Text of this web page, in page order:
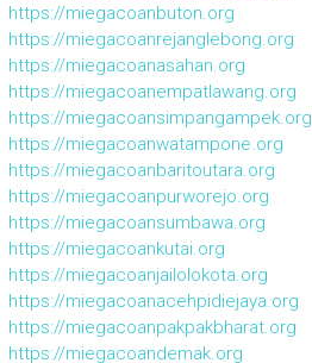
https://miegacoanbuton.org
https://miegacoanrejanglebong.org
https://miegacoanasahan.org
https://miegacoanempatlawang.org
https://miegacoansimpangampek.org
https://miegacoanwatampone.org
https://miegacoanbaritoutara.org
https://miegacoanpurworejo.org
https://miegacoansumbawa.org
https://miegacoankutai.org
https://miegacoanjailolokota.org
https://miegacoanacehpidiejaya.org
https://miegacoanpakpakbharat.org
https://miegacoandemak.org